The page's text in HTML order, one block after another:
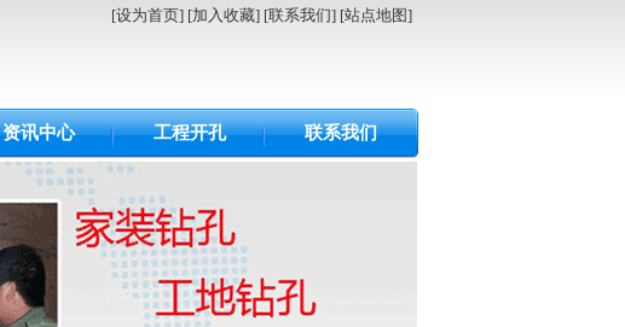
[设为首页] [加入收藏] [联系我们] [站点地图]
资讯中心 工程开孔 联系我们